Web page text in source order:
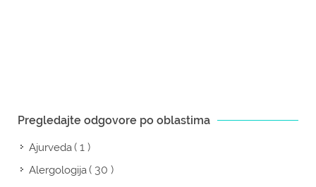
Pregledajte odgovore po oblastima
Ajurveda( 1 )
Alergologija( 30 )